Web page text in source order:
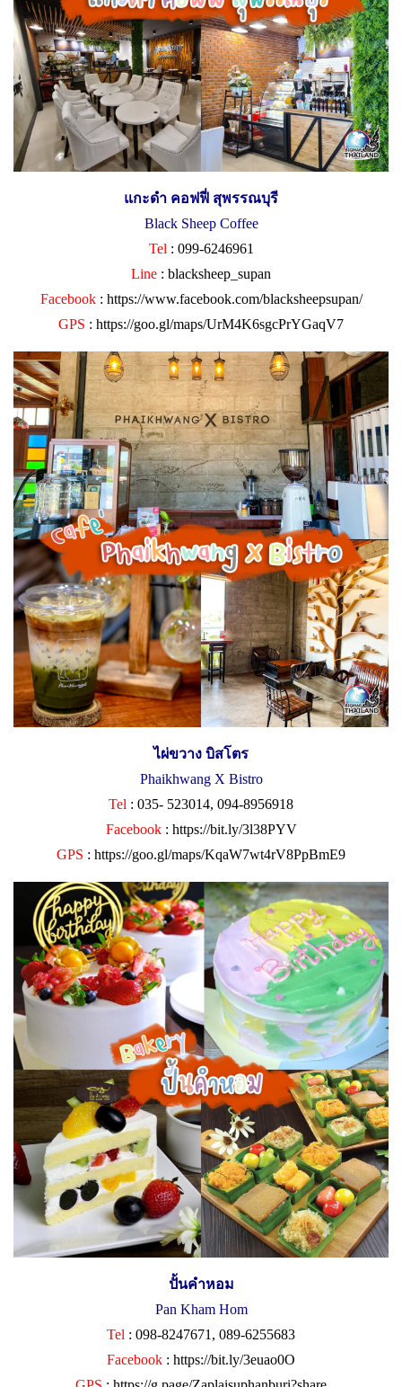
แกะดำ คอฟฟี่ สุพรรณบุรี
Black Sheep Coffee
Tel : 099-6246961
Line : blacksheep_supan
Facebook: https://www.facebook.com/blacksheepsupan/
GPS : https://goo.gl/maps/UrM4K6sgcPrYGaqV7
ไผ่ขวาง บิสโตร
Phaikhwang X Bistro
Tel : 035- 523014, 094-8956918
Facebook: https://bit.ly/3l38PYV
GPS : https://goo.gl/maps/KqaW7wt4rV8PpBmE9
ปั้นคำหอม
Pan Kham Hom
Tel : 098-8247671, 089-6255683
Facebook : https://bit.ly/3euao0O